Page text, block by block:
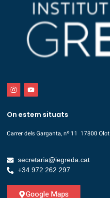
On estem situats
Carrer dels Garganta, nº 11 17800 Olot
secretaria@iegreda.cat
+34 972 262 297
Google Maps